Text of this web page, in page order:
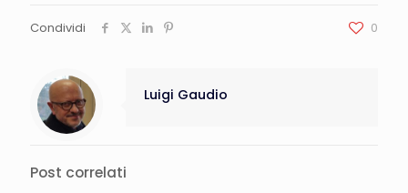
Condividi 0
Luigi Gaudio
Post correlati